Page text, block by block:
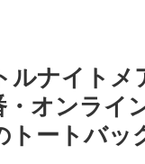
ルナイトメ
・オンライ
トートバッ